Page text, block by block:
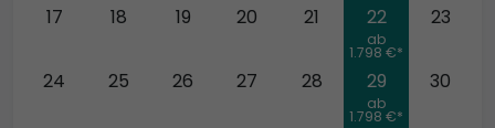
17 18 19 20 21
ab
1.798 €*
22 23
24 25 26 27 28
ab
1.798 €*
29 30